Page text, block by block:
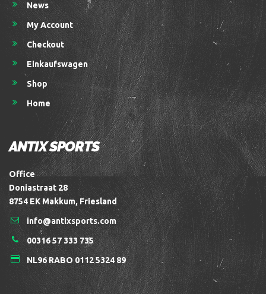
News
My Account
Checkout
Einkaufswagen
Shop
Home
ANTIX SPORTS
Office
Doniastraat 28
8754 EK Makkum, Friesland
info@antixsports.com
00316 57 333 735
NL96 RABO 0112 5324 89